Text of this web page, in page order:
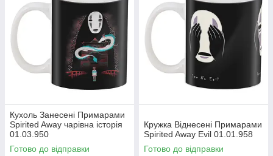
Кухоль Занесені Примарами
Spirited Away чарівна історія
01.03.950
Готово до відправки
Кружка Віднесені Примарами
Spirited Away Evil 01.01.958
Готово до відправки